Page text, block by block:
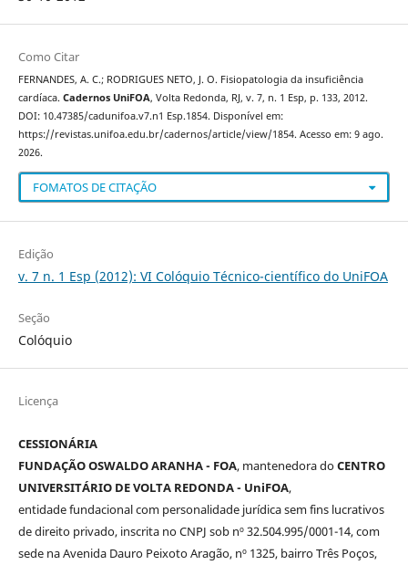
Como Citar
FERNANDES, A. C.; RODRIGUES NETO, J. O. Fisiopatologia da insuficiência
cardíaca. Cadernos UniFOA, Volta Redonda, RJ, v. 7, n. 1 Esp, p. 133, 2012.
DOI: 10.47385/cadunifoa.v7.n1 Esp.1854. Disponível em:
https://revistas.unifoa.edu.br/cadernos/article/view/1854. Acesso em: 9 ago.
2026.
FOMATOS DE CITAÇÃO
Edição
v. 7 n. 1 Esp (2012): VI Colóquio Técnico-científico do UniFOA
Seção
Colóquio
Licença
CESSIONÁRIA
FUNDAÇÃO OSWALDO ARANHA - FOA, mantenedora doCENTRO
UNIVERSITÁRIO DE VOLTA REDONDA - UniFOA,
entidade fundacional com personalidade jurídica sem fins lucrativos
de direito privado, inscrita no CNPJ sob nº 32.504.995/0001-14, com
sede na Avenida Dauro Peixoto Aragão, nº 1325, bairro Três Poços,